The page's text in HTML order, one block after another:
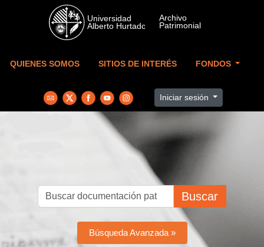
Skip to main content
QUIENES SOMOS SITIOS DE INTERÉS FONDOS
Iniciar sesión
Buscar
Búsqueda Avanzada »